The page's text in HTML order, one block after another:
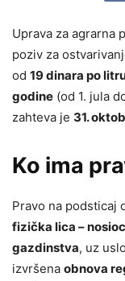
Uprava za agrarna
poziv za
od 19 dinara po
godine (od 1. jula
zahteva je 31.
Ko ima
Pravo na podsticaj
fizička lica –
gazdinstva, uz
izvršena obnova